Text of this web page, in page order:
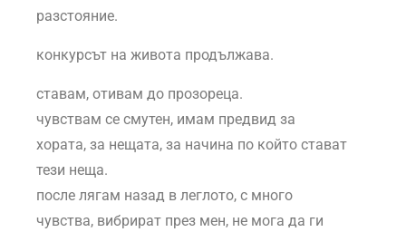
разстояние.
конкурсът на живота продължава.
ставам, отивам до прозореца.
чувствам се смутен, имам предвид за
хората, за нещата, за начина по който стават
тези неща.
после лягам назад в леглото, с много
чувства, вибрират през мен, не мога да ги